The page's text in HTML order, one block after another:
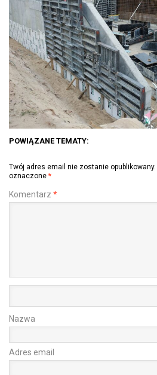
POWIĄZANE TEMATY:
Twój adres email nie zostanie opublikowany.
oznaczone *
Komentarz *
Nazwa
Adres email